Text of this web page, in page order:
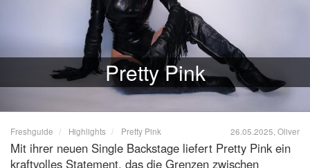
Pretty Pink
26.05.2025, Oliver
Freshguide Highlights Pretty Pink
Mit ihrer neuen Single Backstage liefert Pretty Pink ein
kraftvolles Statement, das die Grenzen zwischen